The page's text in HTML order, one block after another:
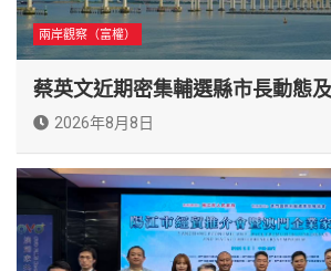
兩岸觀察（富權）
蔡英文近期密集輔選縣市長動態
2026年8月8日